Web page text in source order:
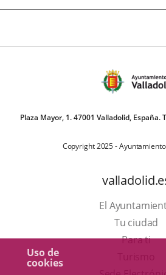
Uso de
cookies
Plaza Mayor, 1. 47001 Valladolid, España.
Copyright 2025 -
El
Tu ciudad
Para ti